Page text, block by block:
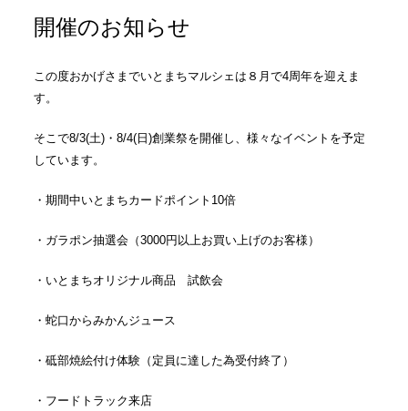
開催のお知らせ
この度おかげさまでいとまちマルシェは８月で4周年を迎えま
す。
そこで8/3(土)・8/4(日)創業祭を開催し、様々なイベントを予定
しています。
・期間中いとまちカードポイント10倍
・ガラポン抽選会（3000円以上お買い上げのお客様）
・いとまちオリジナル商品 試飲会
・蛇口からみかんジュース
・砥部焼絵付け体験（定員に達した為受付終了）
・フードトラック来店